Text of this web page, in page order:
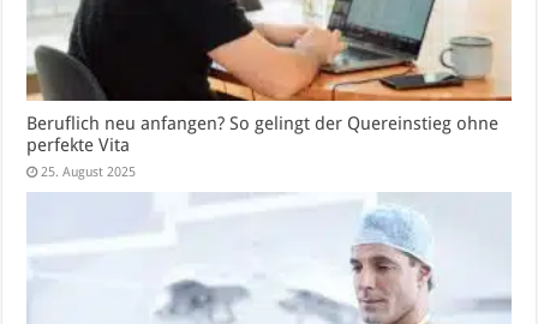
Beruflich neu anfangen? So gelingt der Quereinstieg ohne
perfekte Vita
25. August 2025